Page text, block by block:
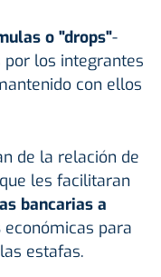
o "drops"-
los integrantes
con ellos
de la relación de
les facilitaran
bancarias a
económicas para
estafas.